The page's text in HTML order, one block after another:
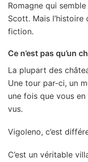
Romagne qui
Scott. Mais l’histoire
fiction.
Ce n’est pas qu’un
La plupart des
Une tour par-ci, un
une fois que vous
vus.
Vigoleno, c’est
C’est un véritable